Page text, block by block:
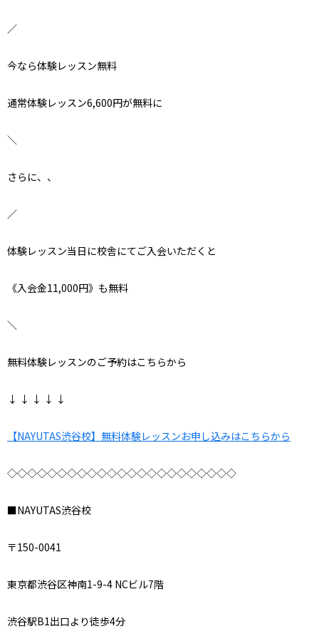
／
今なら体験レッスン無料
通常体験レッスン6,600円が無料に
＼
さらに、、
／
体験レッスン当日に校舎にてご入会いただくと
《入会金11,000円》も無料
＼
無料体験レッスンのご予約はこちらから
↓ ↓ ↓ ↓ ↓
【NAYUTAS渋谷校】無料体験レッスンお申し込みはこちらから
◇◇◇◇◇◇◇◇◇◇◇◇◇◇◇◇◇◇◇◇◇◇◇
■NAYUTAS渋谷校
〒150-0041
東京都渋谷区神南1-9-4 NCビル7階
渋谷駅B1出口より徒歩4分